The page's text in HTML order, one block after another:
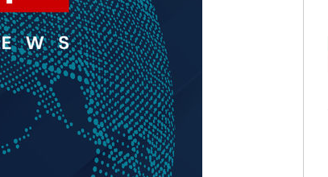
1
[단독]인천 부평구 아파트서
10대가 40대 친모 살해